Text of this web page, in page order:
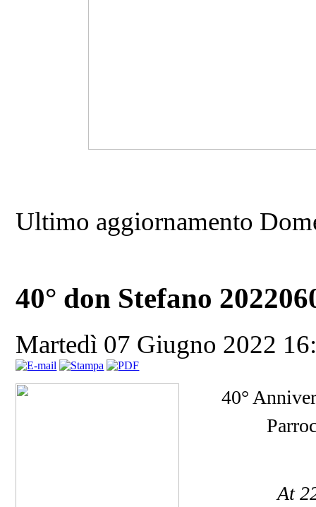
Ultimo aggiornamento
40° don Stefano
Martedì 07 Giugno 2022
40°
At